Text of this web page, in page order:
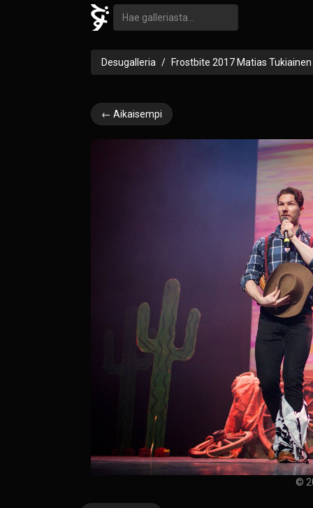
Desugalleria Frostbite 2017 Matias Tukiainen
← Aikaisempi
©